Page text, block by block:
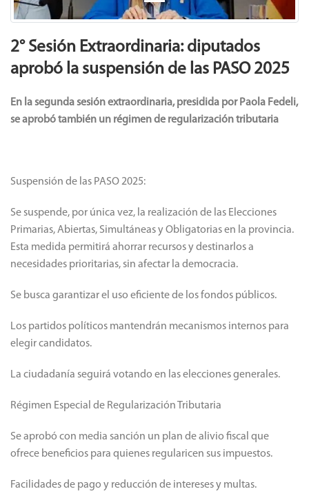
2° Sesión Extraordinaria: diputados
aprobó la suspensión de las PASO 2025
En la segunda sesión extraordinaria, presidida por Paola Fedeli,
se aprobó también un régimen de regularización tributaria
Suspensión de las PASO 2025:
Se suspende, por única vez, la realización de las Elecciones
Primarias, Abiertas, Simultáneas y Obligatorias en la provincia.
Esta medida permitirá ahorrar recursos y destinarlos a
necesidades prioritarias, sin afectar la democracia.
Se busca garantizar el uso eficiente de los fondos públicos.
Los partidos políticos mantendrán mecanismos internos para
elegir candidatos.
La ciudadanía seguirá votando en las elecciones generales.
Régimen Especial de Regularización Tributaria
Se aprobó con media sanción un plan de alivio fiscal que
ofrece beneficios para quienes regularicen sus impuestos.
Facilidades de pago y reducción de intereses y multas.